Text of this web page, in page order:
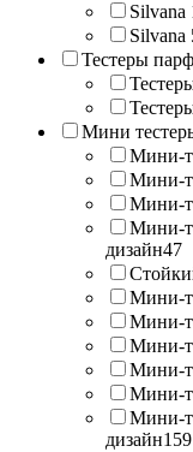
Silvana
Silvana
Тестеры
Мини
Мини-
Мини-
Мини-
Мини-
дизайн47
Мини-
Мини-
Мини-
Мини-
Мини-
Мини-
дизайн159